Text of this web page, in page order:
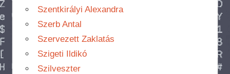
Szentkirályi Alexandra
Szerb Antal
Szervezett Zaklatás
Szigeti Ildikó
Szilveszter